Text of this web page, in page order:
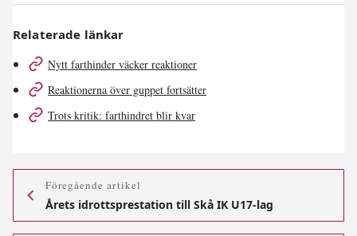
Relaterade länkar
Nytt farthinder väcker reaktioner
Reaktionerna över guppet fortsätter
Trots kritik: farthindret blir kvar
Föregående artikel
Årets idrottsprestation till Skå IK U17-lag